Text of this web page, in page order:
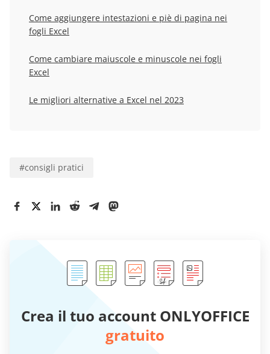
Come aggiungere intestazioni e piè di pagina nei
fogli Excel
Come cambiare maiuscole e minuscole nei fogli
Excel
Le migliori alternative a Excel nel 2023
#consigli pratici
Crea il tuo account ONLYOFFICE
gratuito